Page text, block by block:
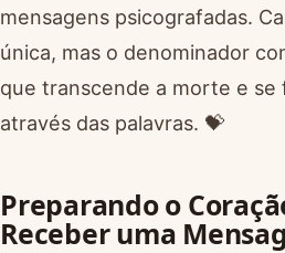
mensagens psicografadas.
única, mas o denominador
que transcende a morte e se
através das palavras. 💝
Preparando o
Receber uma